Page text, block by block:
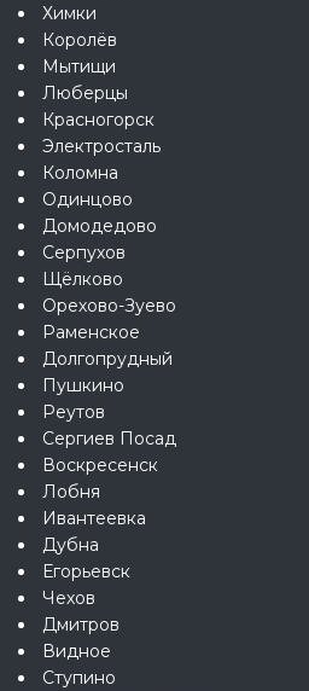
Химки
Королёв
Мытищи
Люберцы
Красногорск
Электросталь
Коломна
Одинцово
Домодедово
Серпухов
Щёлково
Орехово-Зуево
Раменское
Долгопрудный
Пушкино
Реутов
Сергиев Посад
Воскресенск
Лобня
Ивантеевка
Дубна
Егорьевск
Чехов
Дмитров
Видное
Ступино